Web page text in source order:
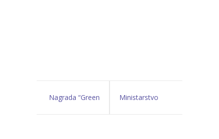
Nagrada “Green Ministarstvo